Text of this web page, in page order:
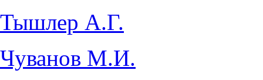
Тышлер А.Г.
Чуванов М.И.